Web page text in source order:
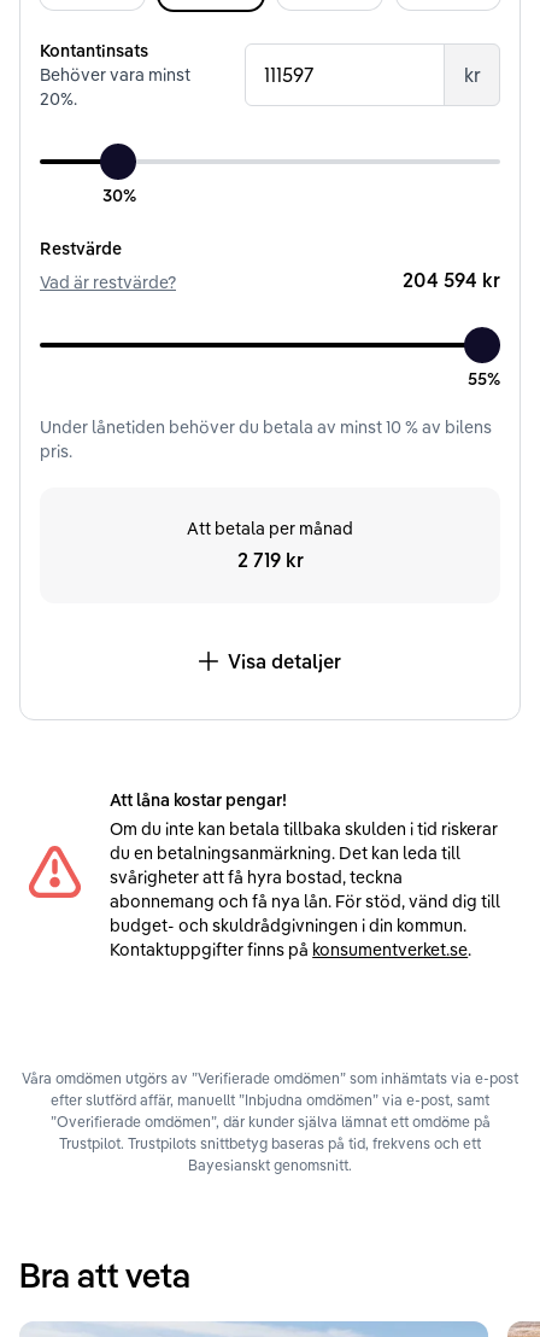
Kontantinsats
Behöver vara minst
20%.
kr
30%
Restvärde
Vad är restvärde?
204 594 kr
55%
Under lånetiden behöver du betala av minst10% av bilens
pris.
Att betala per månad
2 719 kr
Visa detaljer
Att låna kostar pengar!
Om du inte kan betala tillbaka skulden i tid riskerar
du en betalningsanmärkning. Det kan leda till
svårigheter att få hyra bostad, teckna
abonnemang och få nya lån. För stöd, vänd dig till
budget- och skuldrådgivningen i din kommun.
Kontaktuppgifter finns på konsumentverket.se.
Våra omdömen utgörs av ”Verifierade omdömen” som inhämtats via e-post
efter slutförd affär, manuellt ”Inbjudna omdömen” via e-post, samt
”Overifierade omdömen”, där kunder själva lämnat ett omdöme på
Trustpilot. Trustpilots snittbetyg baseras på tid, frekvens och ett
Bayesianskt genomsnitt.
Bra att veta